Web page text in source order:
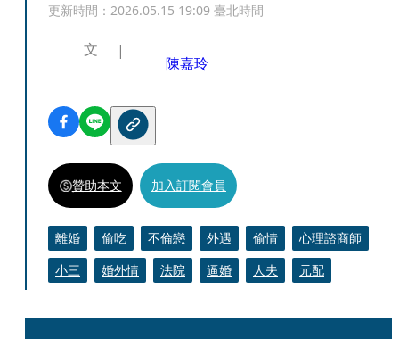
更新時間： 2026.05.15 19:09 臺北時間
文
陳嘉玲
贊助本文 加入訂閱會員
離婚 偷吃 不倫戀 外遇 偷情
心理諮商師
小三
婚外情 法院 逼婚 人夫 元配